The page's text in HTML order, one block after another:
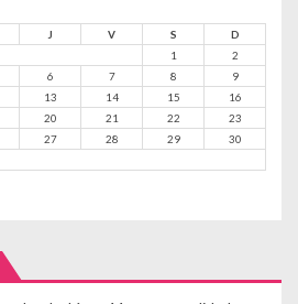
J V S
D
1
2
6 7 8
9
13 14 15
16
20 21 22
23
27 28 29
30